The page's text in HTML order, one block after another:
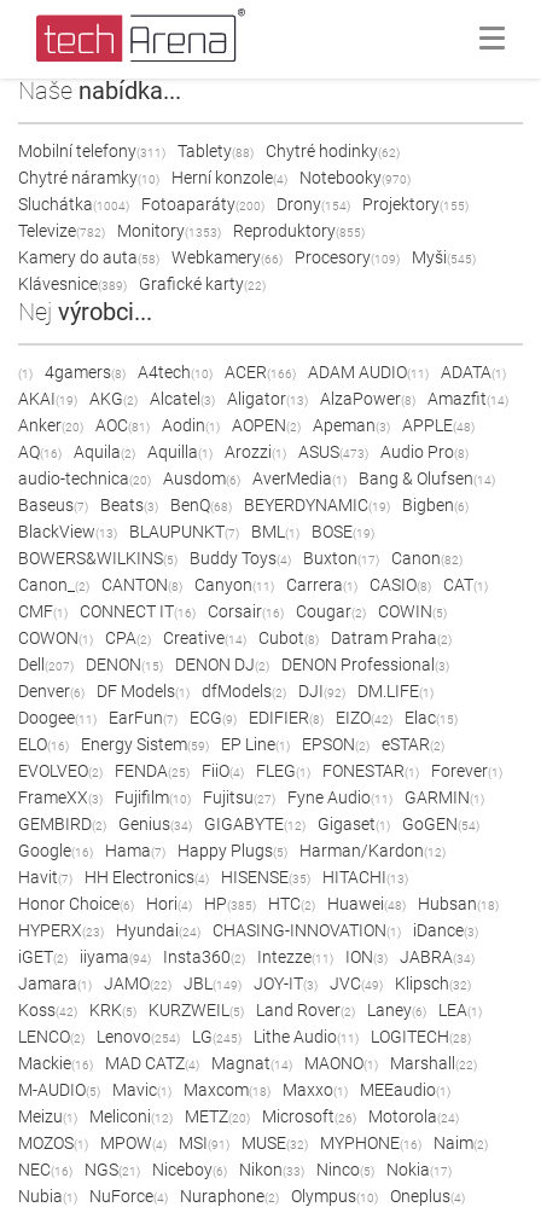
Naše nabídka...
Mobilní telefony(311) Tablety(88) Chytré hodinky(62)
Chytré náramky(10) Herní konzole(4) Notebooky(970)
Sluchátka(1004) Fotoaparáty(200) Drony(154) Projektory(155)
Televize(782) Monitory(1353) Reproduktory(855)
Kamery do auta(58) Webkamery(66) Procesory(109) Myši(545)
Klávesnice(389) Grafické karty(22)
Nej výrobci...
(1) 4gamers(8) A4tech(10) ACER(166) ADAM AUDIO(11) ADATA(1)
AKAI(19) AKG(2) Alcatel (3) Aligator(13) AlzaPower(8) Amazfit(14)
Anker(20) AOC(81) Aodin(1) AOPEN(2) Apeman(3) APPLE(48)
AQ(16) Aquila(2) Aquilla(1) Arozzi(1) ASUS(473) Audio Pro(8)
audio-technica(20) Ausdom(6) AverMedia(1) Bang & Olufsen(14)
Baseus(7) Beats(3) BenQ(68) BEYERDYNAMIC(19) Bigben(6)
BlackView(13) BLAUPUNKT(7) BML (1) BOSE(19)
BOWERS&WILKINS(5) Buddy Toys(4) Buxton(17) Canon(82)
Canon_ (2) CANTON(8) Canyon(11) Carrera(1) CASIO(8) CAT(1)
CMF(1) CONNECT IT(16) Corsair(16) Cougar(2) COWIN(5)
COWON(1) CPA(2) Creative(14) Cubot(8) Datram Praha(2)
Dell (207) DENON(15) DENON DJ(2) DENON Professional (3)
Denver(6) DF Models(1) dfModels(2) DJI(92) DM.LIFE(1)
Doogee(11) EarFun(7) ECG(9) EDIFIER(8) EIZO(42) Elac(15)
ELO(16) Energy Sistem(59) EP Line(1) EPSON(2) eSTAR(2)
EVOLVEO(2) FENDA(25) FiiO(4) FLEG(1) FONESTAR(1) Forever(1)
FrameXX(3) Fujifilm(10) Fujitsu(27) Fyne Audio(11) GARMIN(1)
GEMBIRD(2) Genius(34) GIGABYTE(12) Gigaset(1) GoGEN(54)
Google(16) Hama(7) Happy Plugs(5) Harman/Kardon(12)
Havit(7) HH Electronics(4) HISENSE(35) HITACHI(13)
Honor Choice(6) Hori(4) HP(385) HTC(2) Huawei(48) Hubsan(18)
HYPERX(23) Hyundai(24) CHASING-INNOVATION(1) iDance(3)
iGET(2) iiyama(94) Insta360(2) Intezze(11) ION(3) JABRA(34)
Jamara(1) JAMO(22) JBL (149) JOY-IT(3) JVC(49) Klipsch(32)
Koss(42) KRK(5) KURZWEIL (5) Land Rover(2) Laney(6) LEA(1)
LENCO(2) Lenovo(254) LG(245) Lithe Audio(11) LOGITECH(28)
Mackie(16) MAD CATZ(4) Magnat(14) MAONO(1) Marshall (22)
M-AUDIO(5) Mavic(1) Maxcom(18) Maxxo(1) MEEaudio(1)
Meizu(1) Meliconi(12) METZ(20) Microsoft(26) Motorola(24)
MOZOS(1) MPOW(4) MSI(91) MUSE(32) MYPHONE(16) Naim(2)
NEC(16) NGS(21) Niceboy(6) Nikon(33) Ninco(5) Nokia(17)
Nubia(1) NuForce(4) Nuraphone(2) Olympus(10) Oneplus(4)